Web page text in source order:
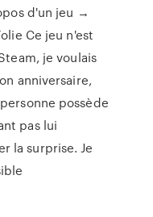
d'un jeu →
Ce jeu n'est
je voulais
anniversaire,
possède
pas lui
la surprise. Je